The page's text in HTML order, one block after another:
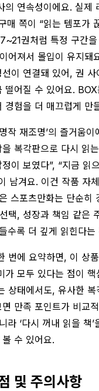
의 연속성이에요. 실제
매 쪽이 “읽는 템포가
권처럼 특정 구간
어져서 몰입이 유지돼
이 연결돼 있어, 권 사
떨어질 수 있어요.
경험을 더 매끄럽게 만
작 재조명’의 즐거움
복각판으로 다시 읽
이 보였다”, “지금 읽
남겨요. 이건 작품 자
스포츠만화는 단순히
택, 성장과 책임 같은
수록 더 깊게 읽힌다는
번에 요약하면, 이 상
가 모두 있다는 점이
상태에서도, 유사한 복
만족 포인트가 비교
라 ‘다시 꺼내 읽을 책
수 있어요.
및 주의사항